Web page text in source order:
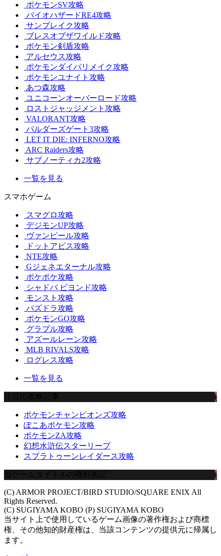
ポケモンSV攻略
バイオハザードRE4攻略
サンブレイク攻略
ブレスオブザワイルド攻略
ポケモン剣盾攻略
アルセウス攻略
ポケモンダイパリメイク攻略
ポケモンユナイト攻略
あつ森攻略
ユニコーンオーバーロード攻略
ロストジャッジメント攻略
VALORANT攻略
バルダーズゲート3攻略
LET IT DIE: INFERNO攻略
ARC Raiders攻略
サブノーティカ2攻略
一覧を見る
スマホゲーム
スマグロ攻略
デジモンUP攻略
ヴァンピール攻略
ドットアビス攻略
NTE攻略
Gジェネエターナル攻略
ポケポケ攻略
シャドバ ビヨンド攻略
モンスト攻略
パズドラ攻略
ポケモンGO攻略
グラブル攻略
アズールレーン攻略
MLB RIVALS攻略
ログレス攻略
一覧を見る
注目の攻略記事
ポケモンチャンピオンズ攻略
ぽこあポケモン攻略
ポケモンZA攻略
幻想水滸伝スターリープ
スプラトゥーンレイダース攻略
当ゲームタイトルの権利表記
(C) ARMOR PROJECT/BIRD STUDIO/SQUARE ENIX All
Rights Reserved.
(C) SUGIYAMA KOBO (P) SUGIYAMA KOBO
当サイト上で使用しているゲーム画像の著作権および商標
権、その他知的財産権は、当該コンテンツの提供元に帰属し
ます。